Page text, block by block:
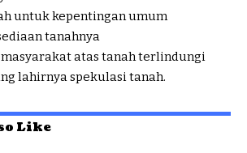
untuk kepentingan umum
tanahnya
masyarakat atas tanah terlindungi
lahirnya spekulasi tanah.
Like